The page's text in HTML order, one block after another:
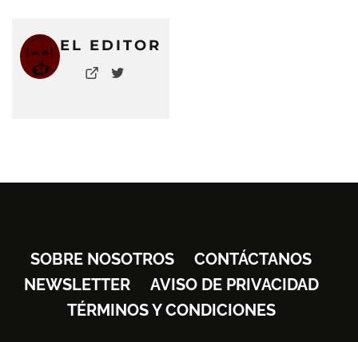
EL EDITOR
SOBRE NOSOTROS
CONTÁCTANOS
NEWSLETTER
AVISO DE PRIVACIDAD
TÉRMINOS Y CONDICIONES